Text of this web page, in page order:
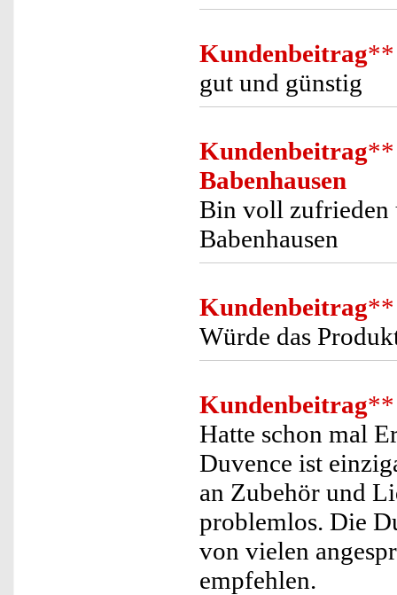
Kundenbeitrag**
gut und günstig
Kundenbeitrag**
Babenhausen
Bin voll zufrieden
Babenhausen
Kundenbeitrag**
Würde das
Kundenbeitrag**
Hatte schon mal
Duvence ist
an Zubehör und
problemlos. Die
von vielen
empfehlen.